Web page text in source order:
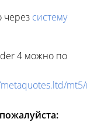
через систему
4 можно по